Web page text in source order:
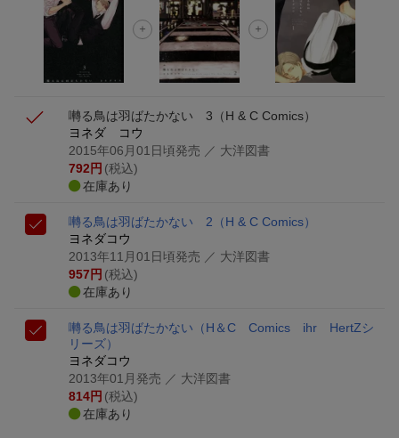
ラン）が当たる！
楽天モバイル紹介キャンペーンの拡散で300円OFFクーポン
進呈
囀る鳥は羽ばたかない 3 （H & C Comics）
ヨネダ コウ
2015年06月01日頃発売 ／ 大洋図書
792 円 (税込)
在庫あり
囀る鳥は羽ばたかない 2 （H & C Comics）
ヨネダコウ
2013年11月01日頃発売 ／ 大洋図書
957 円 (税込)
在庫あり
囀る鳥は羽ばたかない （H＆C Comics ihr HertZシ
リーズ）
ヨネダコウ
2013年01月発売 ／ 大洋図書
814円 (税込)
在庫あり